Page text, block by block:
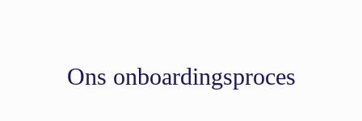
Ons onboardingsproces